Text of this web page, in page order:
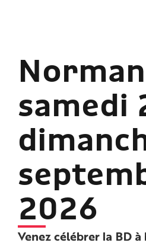
samedi
2026
Venez célébrer la BD